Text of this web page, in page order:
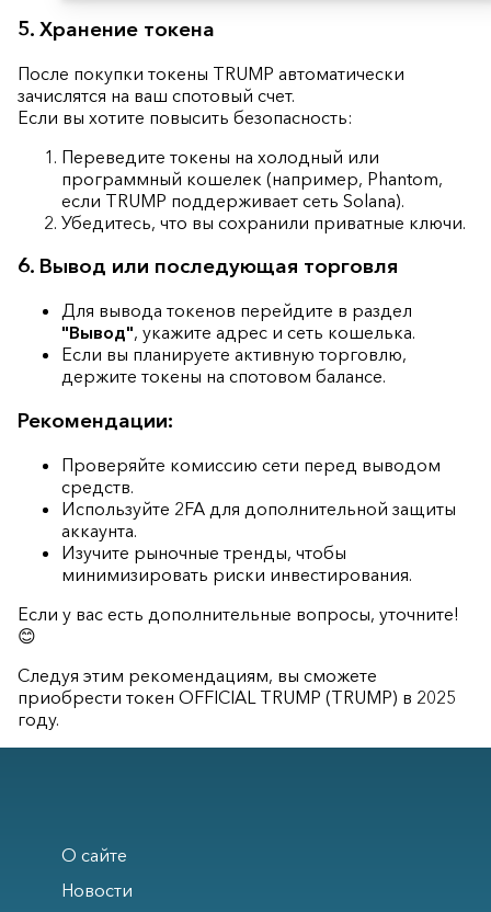
5. Хранение токена
После покупки токены TRUMP автоматически
зачислятся на ваш спотовый счет.
Если вы хотите повысить безопасность:
Переведите токены на холодный или
программный кошелек (например, Phantom,
если TRUMP поддерживает сеть Solana).
Убедитесь, что вы сохранили приватные ключи.
6. Вывод или последующая торговля
Для вывода токенов перейдите в раздел
"Вывод", укажите адрес и сеть кошелька.
Если вы планируете активную торговлю,
держите токены на спотовом балансе.
Рекомендации:
Проверяйте комиссию сети перед выводом
средств.
Используйте 2FA для дополнительной защиты
аккаунта.
Изучите рыночные тренды, чтобы
минимизировать риски инвестирования.
Если у вас есть дополнительные вопросы, уточните!
😊
Следуя этим рекомендациям, вы сможете
приобрести токен OFFICIAL TRUMP (TRUMP) в 2025
году.
О сайте
Новости